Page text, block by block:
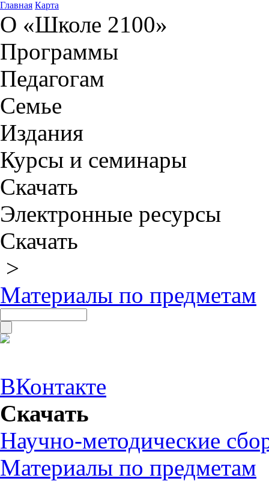
Главная Карта
О «Школе 2100»
Программы
Педагогам
Семье
Издания
Курсы и семинары
Скачать
Электронные ресурсы
Скачать
>
Материалы по предметам
ВКонтакте
Скачать
Научно-методические
Материалы по предметам